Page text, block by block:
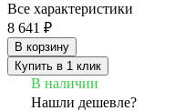
Все характеристики
8 641 ₽
В корзину
Купить в 1 клик
В наличии
Нашли дешевле?